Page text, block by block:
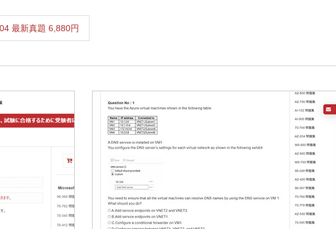
AZ-104 最新真題 6,880円